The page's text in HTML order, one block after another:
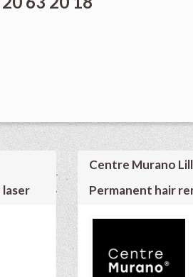
Centre Murano
Permanent hair